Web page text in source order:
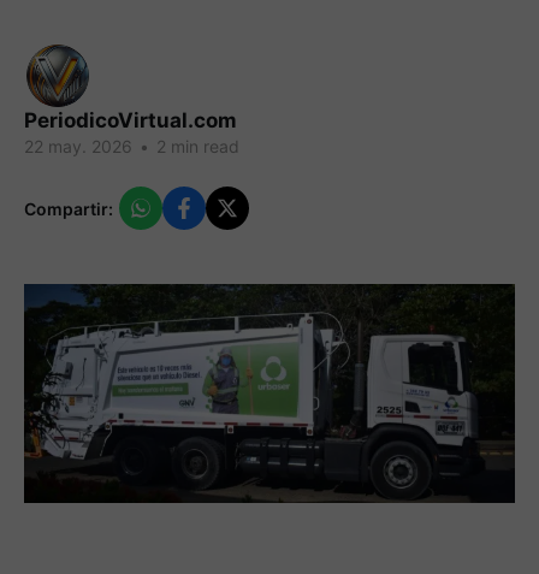
PeriodicoVirtual.com
22 may. 2026 • 2 min read
Compartir: